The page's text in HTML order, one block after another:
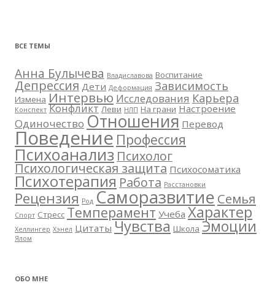
ВСЕ ТЕМЫ
Анна Булычева Владиславова Воспитание
Депрессия Дети Деформация Зависимость
Измена Интервью Исследования Карьера
Конспект Конфликт Леви НЛП На грани Настроение
Одиночество Отношения Перевод
Поведение Профессия
Психоанализ Психолог
Психологическая защита Психосоматика
Психотерапия Работа Расстановки
Рецензия Род Саморазвитие Семья
Спорт Стресс Темперамент Учеба Характер
Хеллингер Хэнел Цитаты Чувства Школа Эмоции
Ялом
ОБО МНЕ